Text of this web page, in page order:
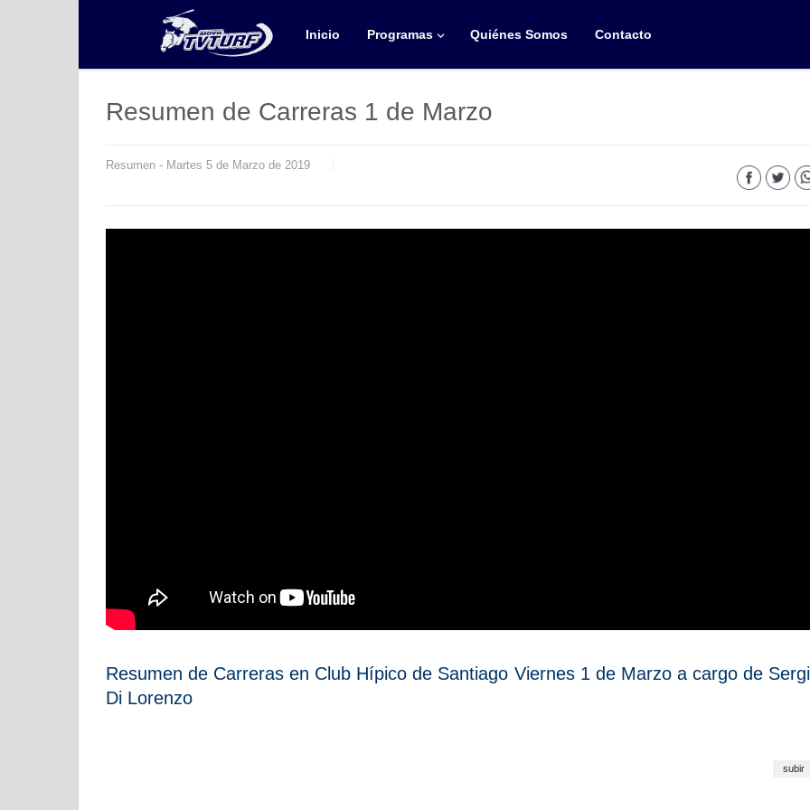
Inicio Programas Quiénes Somos Contacto
Resumen de Carreras 1 de Marzo
Resumen - Martes 5 de Marzo de 2019
Resumen de Carreras en Club Hípico de Santiago Viernes 1 de Marzo a cargo de
Di Lorenzo
subir